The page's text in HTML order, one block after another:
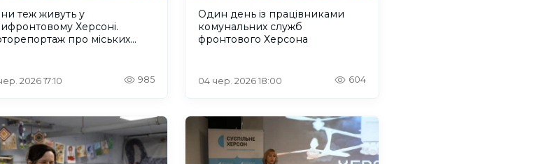
теж живуть у
Херсоні.
про міських
2026 17:10 985
Один день із працівниками
комунальних служб
фронтового Херсона
04 чер. 2026 18:00 604